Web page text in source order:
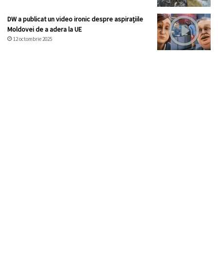
DW a publicat un video ironic despre aspirațiile
Moldovei de a adera la UE
12 octombrie 2025